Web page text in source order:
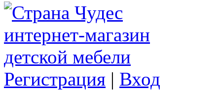
Регистрация | Вход